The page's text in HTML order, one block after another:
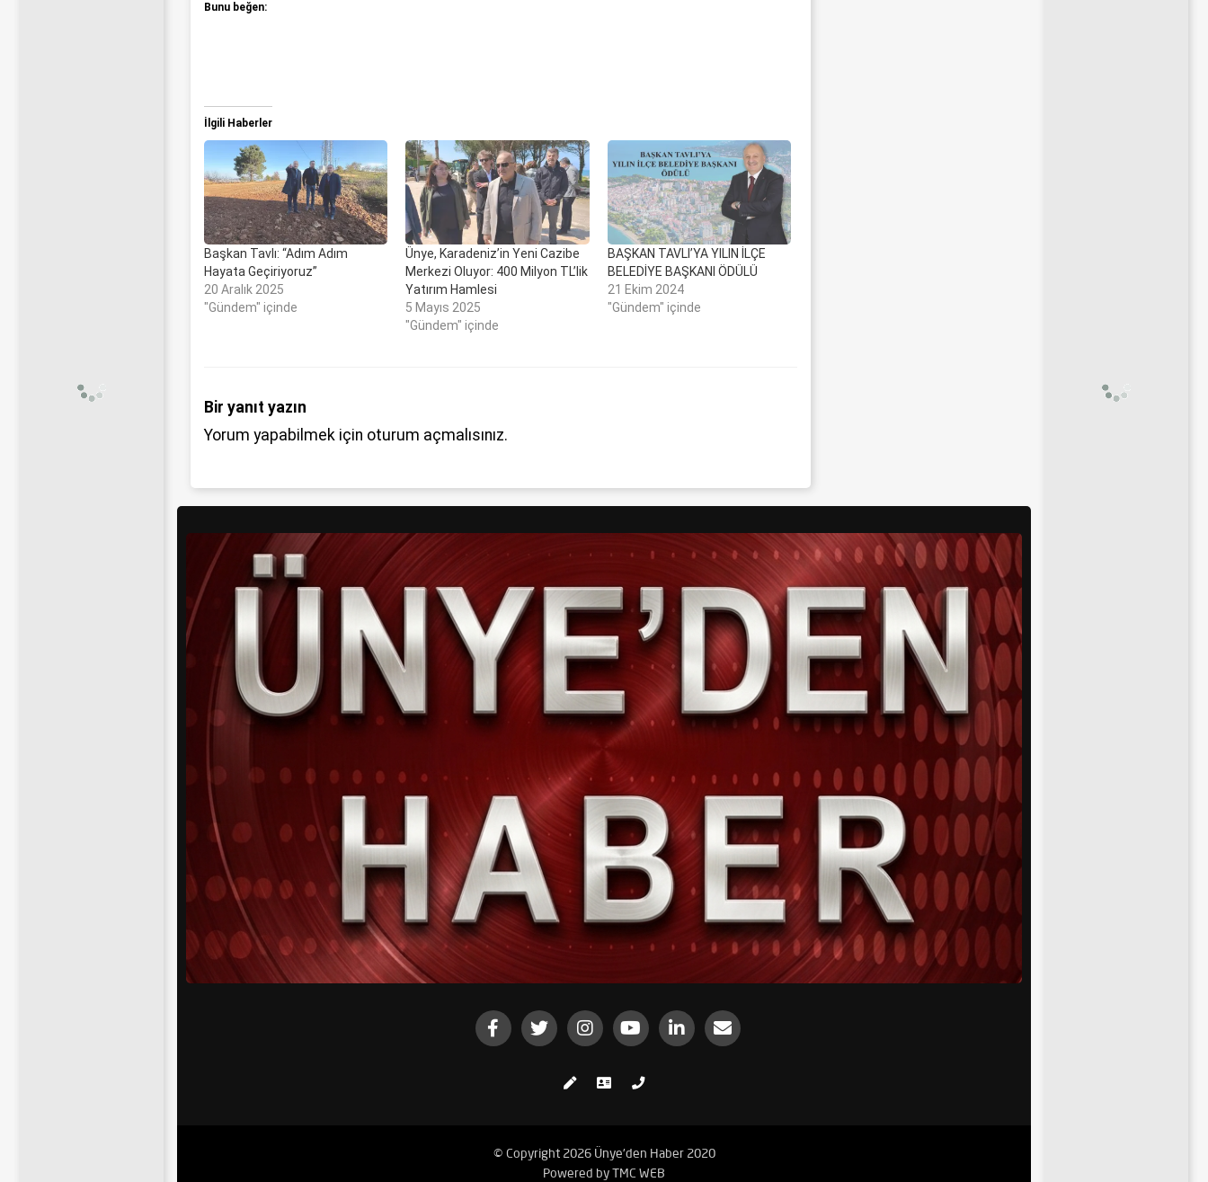
Bunu beğen:
İlgili Haberler
Başkan Tavlı: “Adım Adım
Hayata Geçiriyoruz”
20 Aralık 2025
"Gündem" içinde
Ünye, Karadeniz’in Yeni Cazibe
Merkezi Oluyor: 400 Milyon TL’lik
Yatırım Hamlesi
5 Mayıs 2025
"Gündem" içinde
BAŞKAN TAVLI’YA YILIN İLÇE
BELEDİYE BAŞKANI ÖDÜLÜ
21 Ekim 2024
"Gündem" içinde
Bir yanıt yazın
Yorum yapabilmek için oturum açmalısınız.
© Copyright 2026 Ünye'den Haber 2020
Powered byTMC WEB